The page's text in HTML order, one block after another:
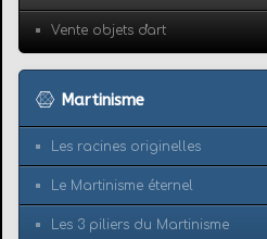
Vente objets d'art
Martinisme
Les racines originelles
Le Martinisme éternel
Les 3 piliers du Martinisme